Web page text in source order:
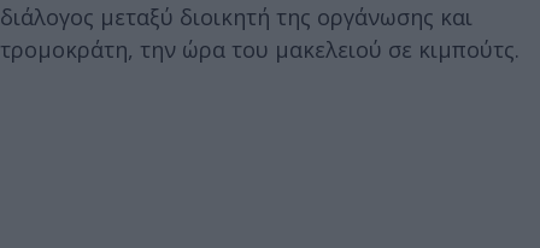
διάλογος μεταξύ διοικητή της οργάνωσης και
τρομοκράτη, την ώρα του μακελειού σε κιμπούτς.